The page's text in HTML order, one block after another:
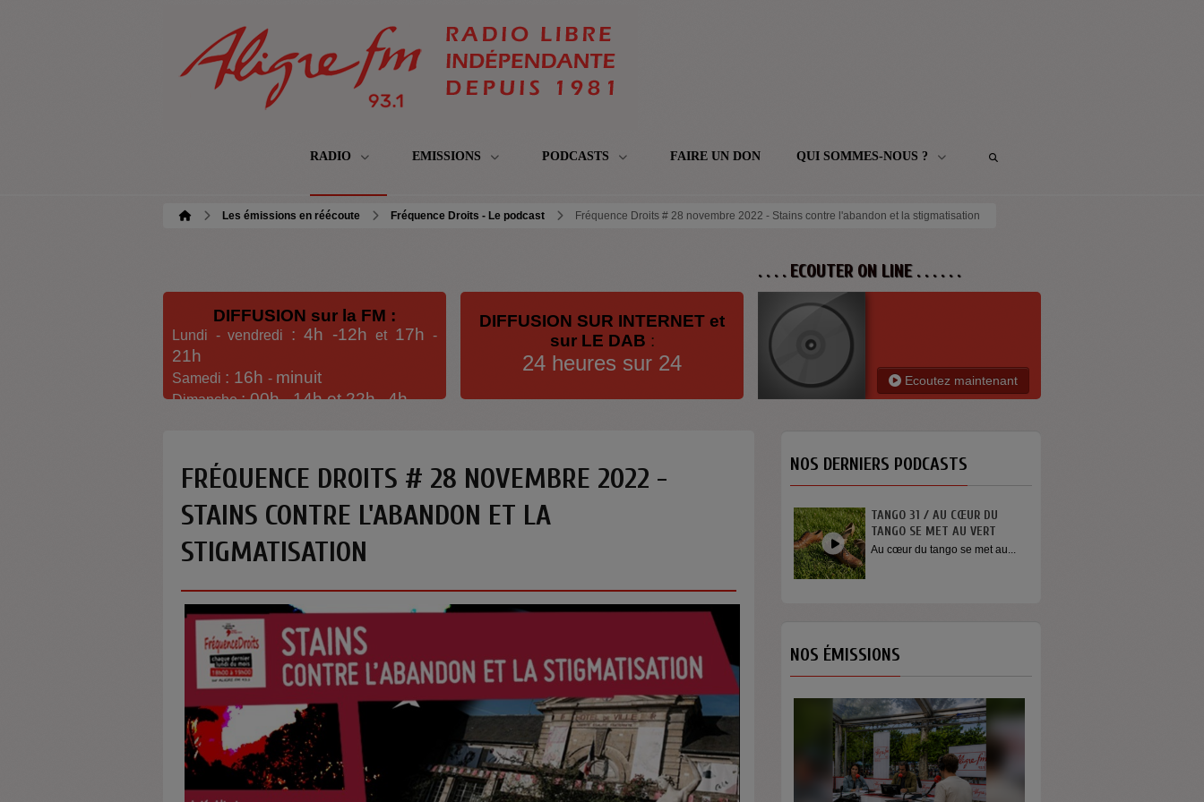
RADIO EMISSIONS PODCASTS FAIRE UN DON QUI SOMMES-NOUS ?
Les émissions en réécoute Fréquence Droits - Le podcast Fréquence Droits # 28 novembre 2022 - Stains contre l'abandon et la stigmatisation
DIFFUSION sur la FM :
Lundi - vendredi : 4h -12h et 17h -
21h
Samedi : 16h - minuit
Dimanche: 00h -14h et 22h-4h
DIFFUSION SUR INTERNET et
sur LE DAB :
24 heures sur 24
. . . . ECOUTER ON LINE . . . . . .
Ecoutez maintenant
FRÉQUENCE DROITS # 28 NOVEMBRE 2022 -
STAINS CONTRE L'ABANDON ET LA
STIGMATISATION
NOS DERNIERS PODCASTS
TANGO 31 / AU CŒUR DU
TANGO SE MET AU VERT
Au cœur du tango se met au...
NOS ÉMISSIONS